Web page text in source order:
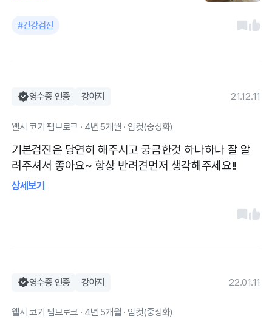
#건강검진
영수증 인증 강아지 21.12.11
웰시 코기 펨브로크 · 4년 5개월 · 암컷(중성화)
기본검진은 당연히 해주시고 궁금한것 하나하나 잘 알
려주셔서 좋아요~ 항상 반려견먼저 생각해주세요!!
상세보기
영수증 인증 강아지 22.01.11
웰시 코기 펨브로크 · 4년 5개월 · 암컷(중성화)